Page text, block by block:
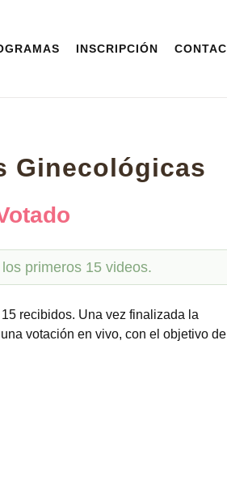
INSCRIPCIÓN
Ginecológicas
primeros 15 videos.
recibidos. Una vez finalizada la
votación en vivo, con el objetivo